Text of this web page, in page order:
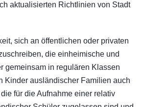
aktualisierten Richtlinien von Stadt
sich an öffentlichen oder privaten
die einheimische und
gemeinsam in regulären Klassen
Kinder ausländischer Familien auch
für die Aufnahme einer relativ